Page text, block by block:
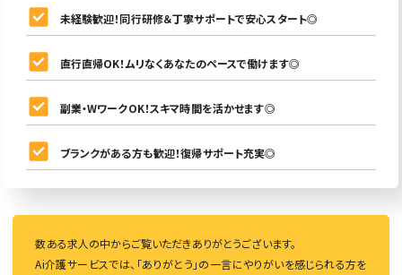
未経験歓迎！同行研修＆丁寧サポートで安心スタート◎
直行直帰OK！ムリなくあなたのペースで働けます◎
副業・WワークOK！スキマ時間を活かせます◎
ブランクがある方も歓迎！復帰サポート充実◎
数ある求人の中からご覧いただきありがとうございます。
Ai介護サービスでは、「ありがとう」の一言にやりがいを感じられる方を